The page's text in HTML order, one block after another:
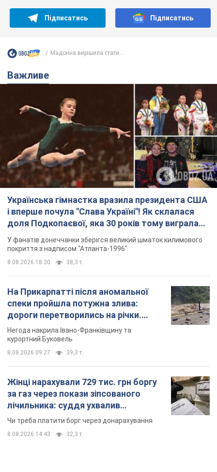
Підписатись Підписатись
Мадонна вирішила стати...
Важливе
Українська гімнастка вразила президента США
і вперше почула "Слава Україні"! Як склалася
доля Подкопаєвої, яка 30 років тому виграла
"золото" Олімпіади
У фанатів донеччанки зберігся великий шматок килимового
покриття з надписом "Атланта-1996"
8.08.2026 18:30 38,3 т.
На Прикарпатті після аномальної
спеки пройшла потужна злива:
дороги перетворились на річки.
Відео
Негода накрила Івано-Франківщину та
курортний Буковель
8.08.2026 09:27 39,3 т.
Жінці нарахували 729 тис. грн боргу
за газ через покази зіпсованого
лічильника: суддя ухвалив
неочікуване рішення
Чи треба платити борг через донарахування
8.08.2026 14:43 32,3 т.